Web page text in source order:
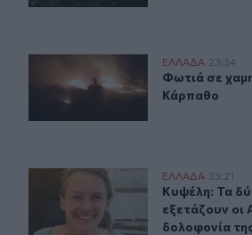
Φωτιά σε χαμηλή βλάστηση στην
ΕΛΛAΔΑ 23:34
Φωτιά σε
Φωτιά σε
Κάρπαθο
Κυψέλη: Τα δύο σενάρια που
ΕΛΛAΔΑ 23:21
Κυψέλη: Τα
Κυψέλη: Τα
εξετάζουν οι
δολοφονία